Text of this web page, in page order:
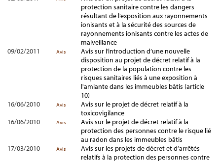
protection sanitaire contre les dangers
résultant de l’exposition aux rayonnements
ionisants et à la sécurité des sources de
rayonnements ionisants contre les actes de
malveillance
09/02/2011
Avis
Avis sur l’introduction d’une nouvelle
disposition au projet de décret relatif à la
protection de la population contre les
risques sanitaires liés à une exposition à
l'amiante dans les immeubles bâtis (article
10)
16/06/2010
Avis
Avis sur le projet de décret relatif à la
toxicovigilance
16/06/2010
Avis
Avis sur le projet de décret relatif à la
protection des personnes contre le risque lié
au radon dans les immeubles bâtis
17/03/2010
Avis
Avis sur les projets de décret et d’arrêtés
relatifs à la protection des personnes contre